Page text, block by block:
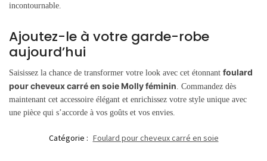
incontournable.
Ajoutez-le à votre garde-robe
aujourd’hui
Saisissez la chance de transformer votre look avec cet étonnant foulard
pour cheveux carré en soie Molly féminin. Commandez dès
maintenant cet accessoire élégant et enrichissez votre style unique avec
une pièce qui s’accorde à vos goûts et vos envies.
Catégorie : Foulard pour cheveux carré en soie